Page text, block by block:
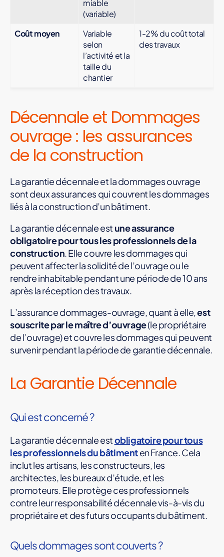
miable
(variable)
Coût moyen
Variable
selon
l’activité et la
taille du
chantier
1-2% du coût total
des travaux
Décennale et Dommages
ouvrage : les assurances
de la construction
La garantie décennale et la dommages ouvrage
sont deux assurances qui couvrent les dommages
liés à la construction d’un bâtiment.
La garantie décennale est une assurance
obligatoire pour tous les professionnels de la
construction. Elle couvre les dommages qui
peuvent affecter la solidité de l’ouvrage ou le
rendre inhabitable pendant une période de 10 ans
après la réception des travaux.
L’assurance dommages-ouvrage, quant à elle,est
souscrite par le maître d’ouvrage(le propriétaire
de l’ouvrage) et couvre les dommages qui peuvent
survenir pendant la période de garantie décennale.
La Garantie Décennale
Qui est concerné ?
La garantie décennale estobligatoire pour tous
les professionnels du bâtimenten France. Cela
inclut les artisans, les constructeurs, les
architectes, les bureaux d’étude, et les
promoteurs. Elle protège ces professionnels
contre leur responsabilité décennale vis-à-vis du
propriétaire et des futurs occupants du bâtiment.
Quels dommages sont couverts ?